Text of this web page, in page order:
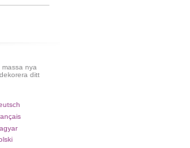
nya
ditt